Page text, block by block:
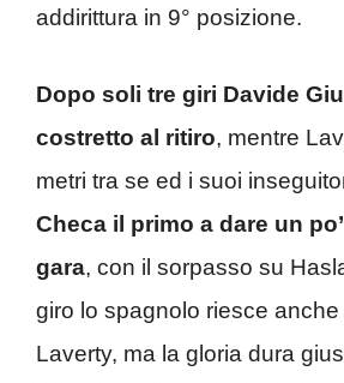
addirittura in 9° posizione.
Dopo soli tre giri Davide
costretto al ritiro, mentre
metri tra se ed i suoi
Checa il primo a dare un
gara, con il sorpasso su
giro lo spagnolo riesce
Laverty, ma la gloria dura